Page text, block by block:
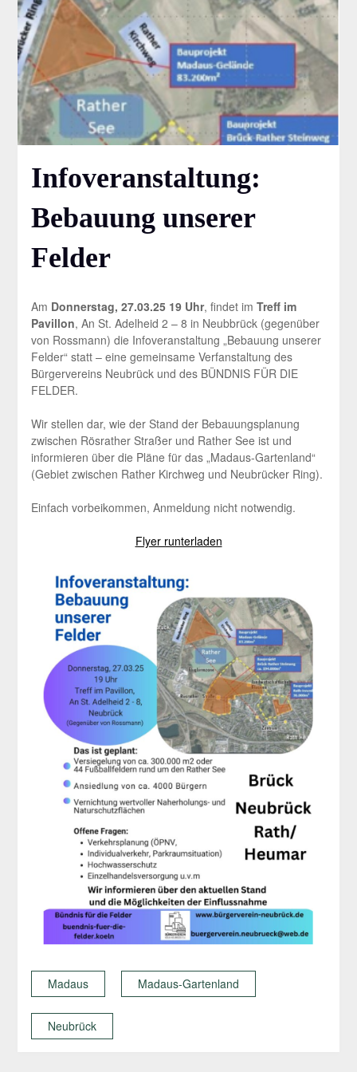
Infoveranstaltung:
Bebauung unserer
Felder
Am Donnerstag, 27.03.25 19 Uhr, findet im Treff im
Pavillon, An St. Adelheid 2 – 8 in Neubbrück (gegenüber
von Rossmann) die Infoveranstaltung „Bebauung unserer
Felder“ statt – eine gemeinsame Verfanstaltung des
Bürgervereins Neubrück und des BÜNDNIS FÜR DIE
FELDER.
Wir stellen dar, wie der Stand der Bebauungsplanung
zwischen Rösrather Straßer und Rather See ist und
informieren über die Pläne für das „Madaus-Gartenland“
(Gebiet zwischen Rather Kirchweg und Neubrücker Ring).
Einfach vorbeikommen, Anmeldung nicht notwendig.
Flyer runterladen
Madaus Madaus-Gartenland
Neubrück